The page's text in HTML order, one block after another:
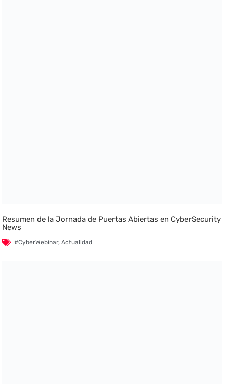
Resumen de la Jornada de Puertas Abiertas en CyberSecurity
News
#CyberWebinar,Actualidad